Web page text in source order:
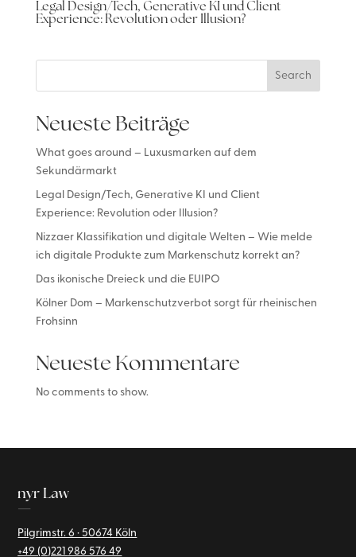
Legal Design/Tech, Generative KI und Client
Experience: Revolution oder Illusion?
Search
Neueste Beiträge
What goes around – Luxusmarken auf dem
Sekundärmarkt
Legal Design/Tech, Generative KI und Client
Experience: Revolution oder Illusion?
Nizzaer Klassifikation und digitale Welten – Wie melde
ich digitale Produkte zum Markenschutz korrekt an?
Das ikonische Dreieck und die EUIPO
Kölner Dom – Markenschutzverbot sorgt für rheinischen
Frohsinn
Neueste Kommentare
No comments to show.
nyr Law
—
Pilgrimstr. 6 · 50674 Köln
+49 (0)221986 576 49